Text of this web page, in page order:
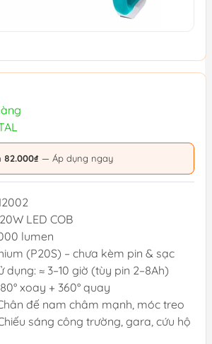
82.000₫ — Áp dụng ngay
LED COB
lumen
(P20S) – chưa kèm pin & sạc
dụng: ≈ 3–10 giờ (tùy pin 2–8Ah)
xoay + 360° quay
đế nam châm mạnh, móc treo
sáng công trường, gara, cứu hộ